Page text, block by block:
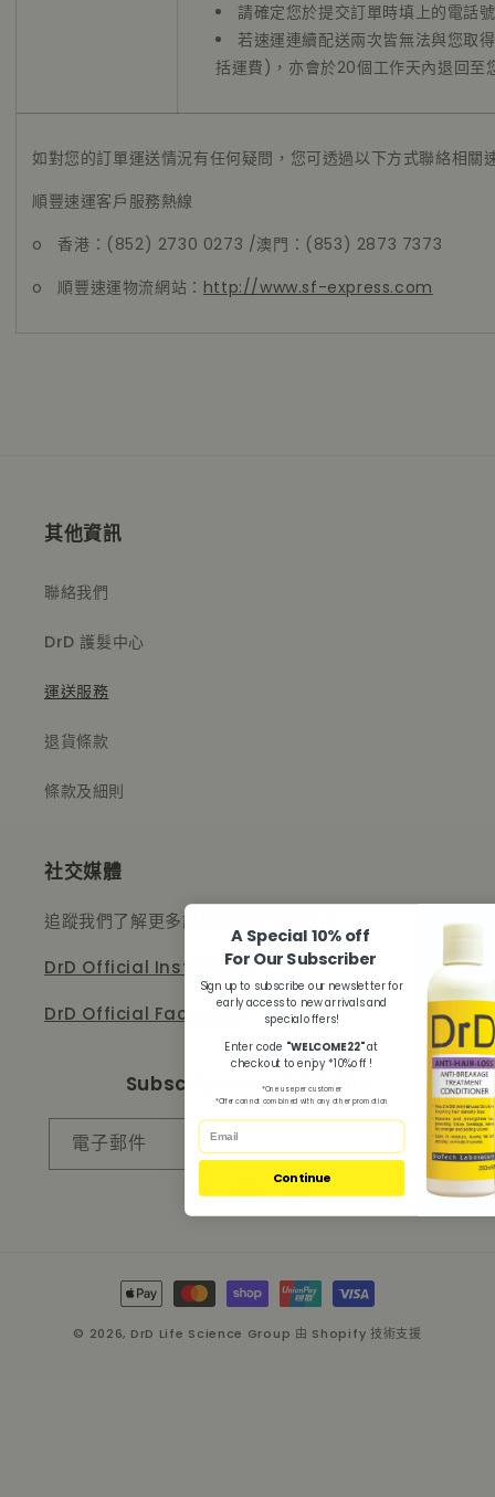
請確定您於提交訂單時填上的電話
若速運連續配送兩次皆無法與您取
括運費)，亦會於20個工作天內退回至
如對您的訂單運送情況有任何疑問，您可透過以下方式聯絡相關
順豐速運客戶服務熱線
o
香港：(852) 2730 0273 /澳門：(853) 2873 7373
o
順豐速運物流網站： http://www.sf-express.com
其他資訊
聯絡我們
DrD 護髮中心
運送服務
退貨條款
條款及細則
社交媒體
追蹤我們了解更多護髮及護理小貼士！
DrD Official Instagram
DrD Official Facebook
Subscribe to our emails
電子郵件
付
款
方
© 2026, DrD Life Science Group 由 Shopify 技術支援
A Special 10% off
For Our Subscriber
Sign up to subscribe our newsletter for
early access to new arrivals and
special offers!
Enter code "WELCOME22"at
checkout to enjoy *10%off !
*One use per customer
*Offer cannot combined with any other promotion
Continue